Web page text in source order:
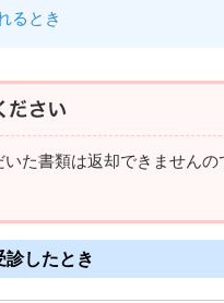
るとき
た書類は返却できません
診したとき